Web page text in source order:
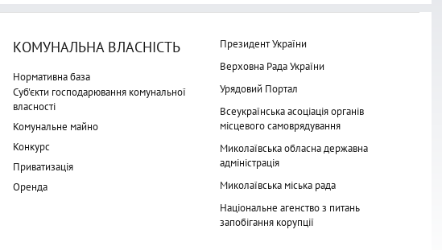
КОМУНАЛЬНА ВЛАСНІСТЬ
Нормативна база
Суб'єкти господарювання комунальної
власності
Комунальне майно
Конкурс
Приватизація
Оренда
Президент України
Верховна Рада України
Урядовий Портал
Всеукраїнська асоціація органів
місцевого самоврядування
Миколаївська обласна державна
адміністрація
Миколаївська міська рада
Національне агенство з питань
запобігання корупції